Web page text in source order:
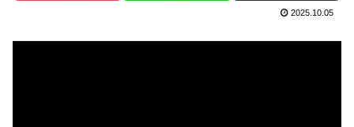
2025.10.05